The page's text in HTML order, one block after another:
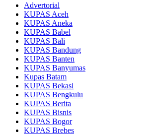
Advertorial
KUPAS Aceh
KUPAS Aneka
KUPAS Babel
KUPAS Bali
KUPAS Bandung
KUPAS Banten
KUPAS Banyumas
Kupas Batam
KUPAS Bekasi
KUPAS Bengkulu
KUPAS Berita
KUPAS Bisnis
KUPAS Bogor
KUPAS Brebes